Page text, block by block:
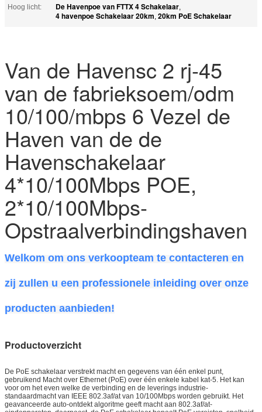
Hoog licht:
De Havenpoe van FTTX 4 Schakelaar,
4 havenpoe Schakelaar 20km, 20km PoE Schakelaar
Van de Havensc 2 rj-45
van de fabrieksoem/odm
10/100/mbps 6 Vezel de
Haven van de de
Havenschakelaar
4*10/100Mbps POE,
2*10/100Mbps-
Opstraalverbindingshaven
Welkom om ons verkoopteam te contacteren en
zij zullen u een professionele inleiding over onze
producten aanbieden!
Productoverzicht
De PoE schakelaar verstrekt macht en gegevens van één enkel punt,
gebruikend Macht over Ethernet (PoE) over één enkele kabel kat-5. Het kan
voor om het even welke de verbinding en de leverings industrie-
standaardmacht van IEEE 802.3af/at van 10/100Mbps worden gebruikt. Het
geavanceerde auto-ontdekt algoritme geeft macht aan 802.3af/at-